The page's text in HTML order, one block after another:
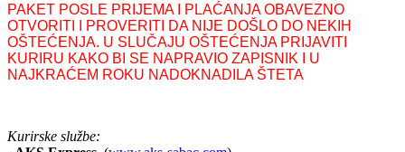
PAKET POSLE PRIJEMA I PLAĆANJA OBAVEZNO
OTVORITI I PROVERITI DA NIJE DOŠLO DO NEKIH
OŠTEĆENJA. U SLUČAJU OŠTEĆENJA PRIJAVITI
KURIRU KAKO BI SE NAPRAVIO ZAPISNIK I U
NAJKRAĆEM ROKU NADOKNADILA ŠTETA
Kurirske službe: